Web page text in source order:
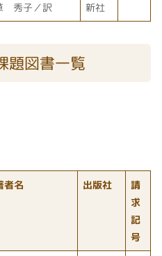
秀子／訳
新社
題図書一覧
者名 出版社
請
求
記
号